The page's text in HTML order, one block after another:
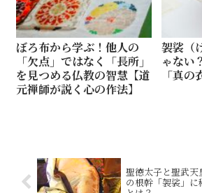
ぼろ布から学ぶ！他人の
「欠点」ではなく「長所」
を見つめる仏教の智慧【道
元禅師が説く心の作法】
袈裟（
ゃない
「真
聖徳太子と聖武天
の根幹「袈裟」